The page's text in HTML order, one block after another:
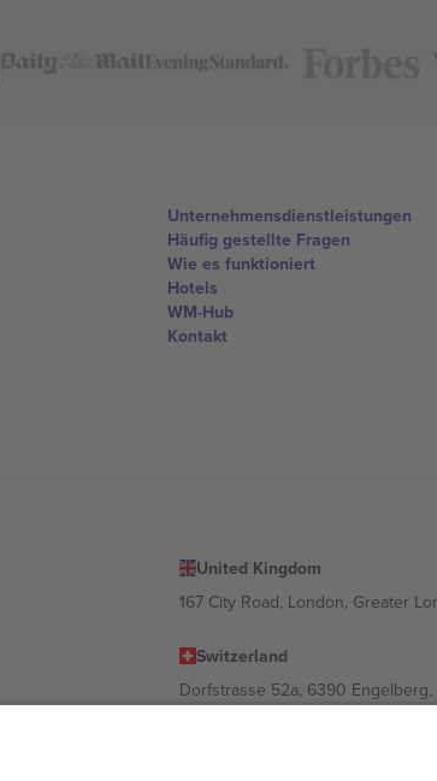
Unternehmensdienstleistungen
Häufig gestellte Fragen
Wie es funktioniert
Hotels
WM-Hub
Kontakt
United Kingdom
167 City Road, London, Greater
Switzerland
Dorfstrasse 52a, 6390